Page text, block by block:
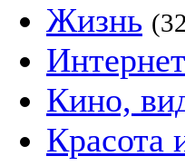
Жизнь
Интернет
Кино,
Красота